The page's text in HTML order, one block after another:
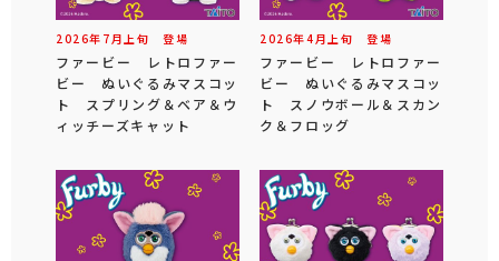
2026年 7 月 上旬 登場
ファービー レトロファー
ビー ぬいぐるみマスコッ
ト スプリング＆ベア＆ウ
ィッチーズキャット
2026年4 月 上旬 登場
ファービー レトロファー
ビー ぬいぐるみマスコッ
ト スノウボール＆スカン
ク＆フロッグ